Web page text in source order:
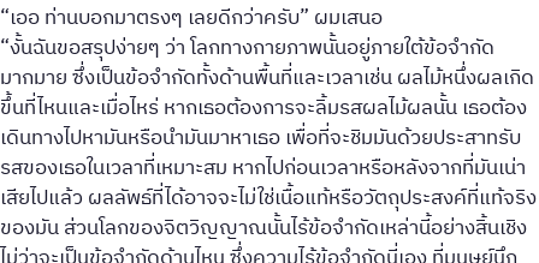
“เออ ท่านบอกมาตรงๆ เลยดีกว่าครับ” ผมเสนอ
“งั้นฉันขอสรุปง่ายๆ ว่า โลกทางกายภาพนั้นอยู่ภายใต้ข้อจำกัด
มากมาย ซึ่งเป็นข้อจำกัดทั้งด้านพื้นที่และเวลาเช่น ผลไม้หนึ่งผลเกิด
ขึ้นที่ไหนและเมื่อไหร่ หากเธอต้องการจะลิ้มรสผลไม้ผลนั้น เธอต้อง
เดินทางไปหามันหรือนำมันมาหาเธอ เพื่อที่จะชิมมันด้วยประสาทรับ
รสของเธอในเวลาที่เหมาะสม หากไปก่อนเวลาหรือหลังจากที่มันเน่า
เสียไปแล้ว ผลลัพธ์ที่ได้อาจจะไม่ใช่เนื้อแท้หรือวัตถุประสงค์ที่แท้จริง
ของมัน ส่วนโลกของจิตวิญญาณนั้นไร้ข้อจำกัดเหล่านี้อย่างสิ้นเชิง